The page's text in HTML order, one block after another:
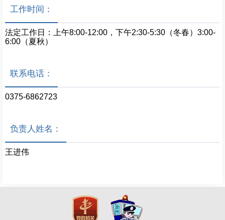
工作时间：
法定工作日：上午8:00-12:00，下午2:30-5:30（冬春）3:00-
6:00（夏秋）
联系电话：
0375-6862723
负责人姓名：
王进伟